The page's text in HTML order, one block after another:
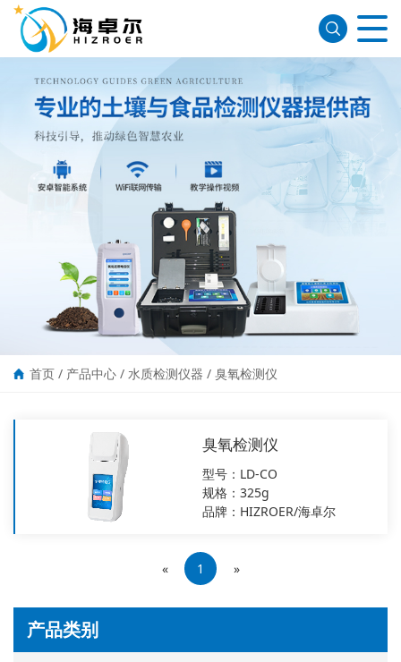
首页 / 产品中心 / 水质检测仪器 / 臭氧检测仪
产品类别
臭氧检测仪
型号：LD-CO
规格：325g
品牌：HIZROER/海卓尔
« 1 »